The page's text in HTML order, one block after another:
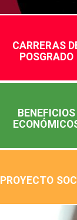
CARRERAS
POSGRADO
BENEFICIOS
PROYECTO